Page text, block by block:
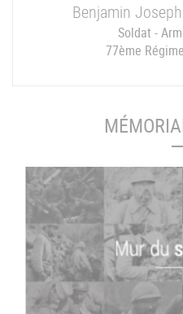
Benjamin
Soldat -
77ème